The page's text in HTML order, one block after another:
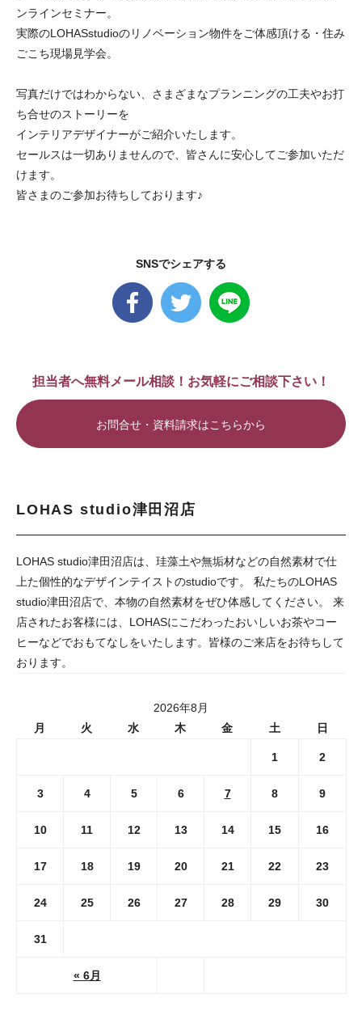
ンラインセミナー。
実際のLOHASstudioのリノベーション物件をご体感頂ける・住み
ごこち現場見学会。
写真だけではわからない、さまざまなプランニングの工夫やお打
ち合せのストーリーを
インテリアデザイナーがご紹介いたします。
セールスは一切ありませんので、皆さんに安心してご参加いただ
けます。
皆さまのご参加お待ちしております♪
SNSでシェアする
担当者へ無料メール相談！お気軽にご相談下さい！
お問合せ・資料請求はこちらから
LOHAS studio津田沼店
LOHAS studio津田沼店は、珪藻土や無垢材などの自然素材で仕
上た個性的なデザインテイストのstudioです。 私たちのLOHAS
studio津田沼店で、本物の自然素材をぜひ体感してください。 来
店されたお客様には、LOHASにこだわったおいしいお茶やコー
ヒーなどでおもてなしをいたします。皆様のご来店をお待ちして
おります。
2026年8月
月
火 水 木 金 土 日
« 6月
1 2
3 4 5 6 7 8 9
10 11 12 13 14 15 16
17 18 19 20 21 22 23
24 25 26 27 28 29 30
31